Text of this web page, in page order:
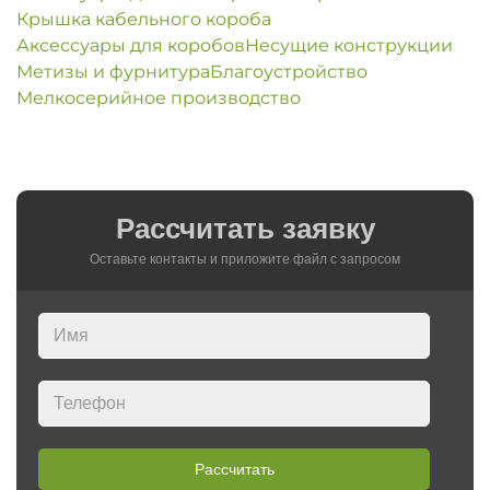
Крышка кабельного короба
Аксессуары для коробовНесущие конструкции
Метизы и фурнитураБлагоустройство
Мелкосерийное производство
Рассчитать заявку
Оставьте контакты и приложите файл c запросом
Рассчитать